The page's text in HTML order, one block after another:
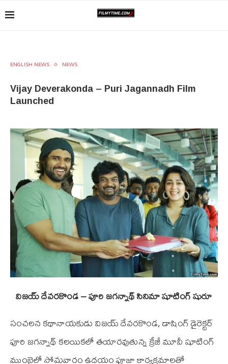
ENGLISH NEWS NEWS
Vijay Deverakonda – Puri Jagannadh Film
Launched
విజయ్ దేవరకొండ – పూరి జగన్నాథ్ సినిమా షూటింగ్ షురూ
సంచలన కథానాయకుడు విజయ్ దేవరకొండ, డాషింగ్ డైరెక్టర్
పూరి జగన్నాథ్ కలయికలో తయారవుతున్న క్రేజీ మూవీ షూటింగ్
ముంబైలో సోమవారం ఉదయం పూజా కార్యక్రమాలతో